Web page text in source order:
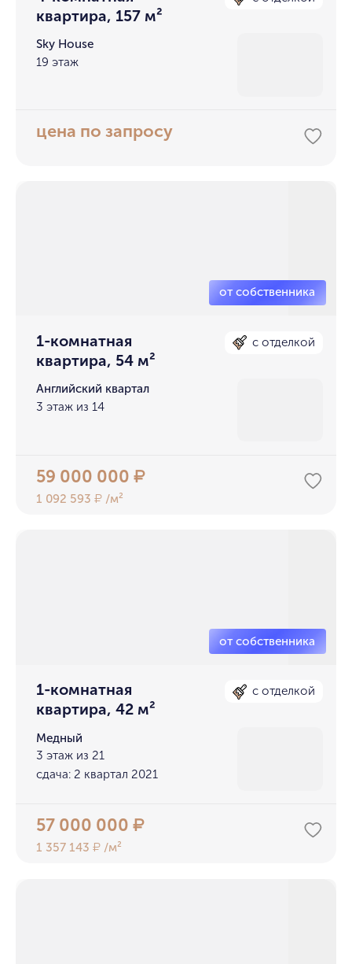
квартира, 157 м²
Sky House
19 этаж
цена по запросу
1-комнатная
квартира, 54 м²
с отделкой
Английский квартал
3 этаж из 14
59 000 000₽
1 092 593₽ /м²
1-комнатная
квартира, 42 м²
с отделкой
Медный
3 этаж из 21
сдача: 2 квартал 2021
57 000 000₽
1 357 143₽ /м²